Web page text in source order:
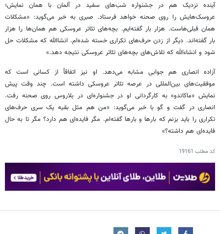
آینده نزدیک هم در جشنواره شب‌های سفید در آلمان با همان نمایش؛
عروسک‌هایش را روی صحنه خواهد فرستاد. صبری به خبر می‌گوید: «مشکلات
همان قبلی‌هاست. هزار بار گفته‌ایم. بچه‌های تئاتر عروسکی هم همان‌ها را هزار
بار گفته‌اند. دیگر از زدن حرف‌های تکراری خسته شده‌ام. انشاالله که مشکلات حل
شود و انشاءالله که تلاش‌های بچه‌های تئاتر عروسکی نتیجه دهد.»
آزاده انصاری هم جوابی مشابه می‌دهد. او نیز اتفاقاً از کسانی است که
موفقیت‌های بین‌المللی در عرصه تئاتر عروسکی داشته است. چند وقت پیش
نمایش «ماکاندو» به کارگردانی او در جشنواره‌ای در بلاروس روی صحنه رفت.
انصاری در گفت و گو با خبر می‌گوید: «من هم مثل بقیه یک سری حرف‌های
تکراری را باید بزنم که بارها و بارها گفته‌ام. مگر فایده‌ای هم دارد؟ مگر تا به حال
فایده‌ای هم داشته؟»
کد مطلب 19161